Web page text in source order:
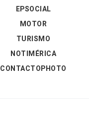
EPSOCIAL
MOTOR
TURISMO
NOTIMÉRICA
CONTACTOPHOTO